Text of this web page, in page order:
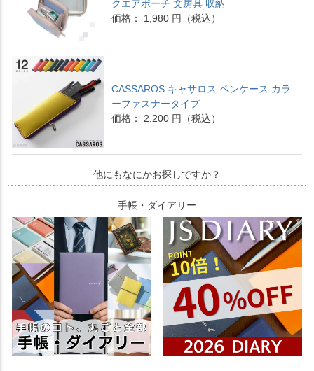
クエアポーチ 文房具 収納
価格： 1,980 円（税込）
CASSAROS キャサロス ペンケース カラ
ーファスナータイプ
価格： 2,200 円（税込）
他にもなにかお探しですか？
手帳・ダイアリー